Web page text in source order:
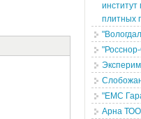
плитных
"ЕМС
Арна ТОО